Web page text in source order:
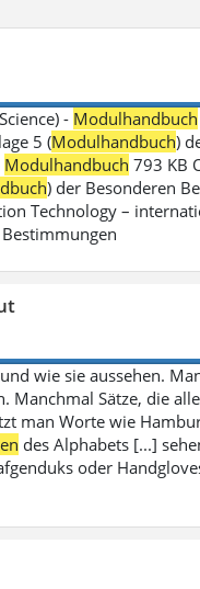
- Modulhandbuch
5 (Modulhandbuch)
Modulhandbuch 793 KB
) der Besonderen
Technology –
wie sie aussehen.
Manchmal Sätze, die
man Worte wie
des Alphabets [...]
oder